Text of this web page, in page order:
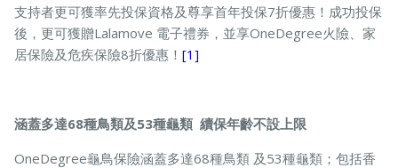
支持者更可獲率先投保資格及尊享首年投保7折優惠！成功投保
後，更可獲贈Lalamove 電子禮券，並享OneDegree火險、家
居保險及危疾保險8折優惠​！ [1]
涵蓋多達68種鳥類及53種龜類 續保年齡不設上限
OneDegree龜鳥保險涵蓋多達68種鳥類 及53種龜類；包括香